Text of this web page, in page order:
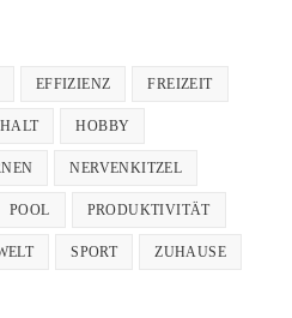
EFFIZIENZ FREIZEIT
HOBBY
NERVENKITZEL
POOL PRODUKTIVITÄT
SPORT ZUHAUSE